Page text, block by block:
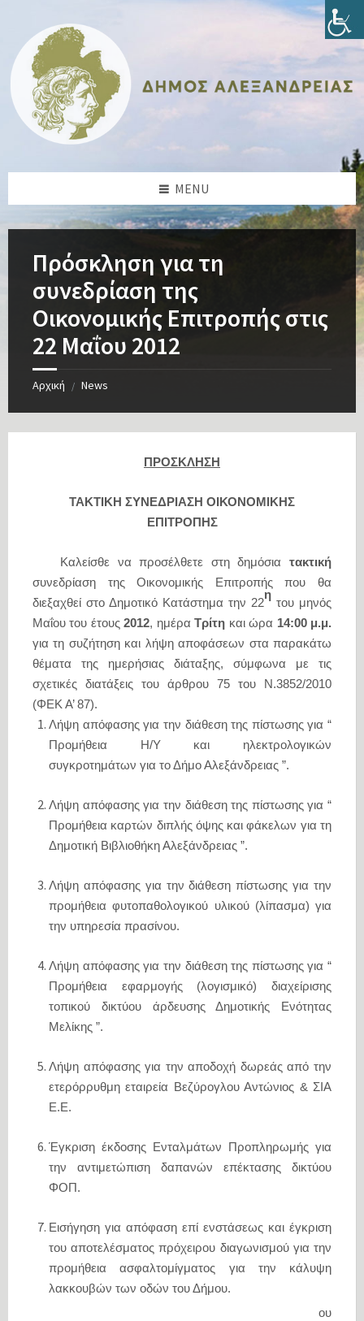
content
sidebar
sidebar
footer
MENU
Πρόσκληση για τη
συνεδρίαση της
Οικονομικής Επιτροπής στις
22 Μαΐου 2012
Αρχική / News
ΠΡΟΣΚΛΗΣΗ
ΤΑΚΤΙΚΗ ΣΥΝΕΔΡΙΑΣΗ ΟΙΚΟΝΟΜΙΚΗΣ
ΕΠΙΤΡΟΠΗΣ
Καλείσθε να προσέλθετε στη δημόσιατακτική
συνεδρίαση της Οικονομικής Επιτροπής που θα
διεξαχθεί στο Δημοτικό Κατάστημα την 22
η
του μηνός
Μαΐου του έτους2012, ημέραΤρίτη και ώρα 14:00 μ.μ.
για τη συζήτηση και λήψη αποφάσεων στα παρακάτω
θέματα της ημερήσιας διάταξης, σύμφωνα με τις
σχετικές διατάξεις του άρθρου 75 του Ν.3852/2010
(ΦΕΚ Α’ 87).
Λήψη απόφασης για την διάθεση της πίστωσης για “
Προμήθεια Η/Υ και ηλεκτρολογικών
συγκροτημάτων για το Δήμο Αλεξάνδρειας ”.
Λήψη απόφασης για την διάθεση της πίστωσης για “
Προμήθεια καρτών διπλής όψης και φάκελων για τη
Δημοτική Βιβλιοθήκη Αλεξάνδρειας ”.
Λήψη απόφασης για την διάθεση πίστωσης για την
προμήθεια φυτοπαθολογικού υλικού (λίπασμα) για
την υπηρεσία πρασίνου.
Λήψη απόφασης για την διάθεση της πίστωσης για “
Προμήθεια εφαρμογής (λογισμικό) διαχείρισης
τοπικού δικτύου άρδευσης Δημοτικής Ενότητας
Μελίκης ”.
Λήψη απόφασης για την αποδοχή δωρεάς από την
ετερόρρυθμη εταιρεία Βεζύρογλου Αντώνιος & ΣΙΑ
Ε.Ε.
Έγκριση έκδοσης Ενταλμάτων Προπληρωμής για
την αντιμετώπιση δαπανών επέκτασης δικτύου
ΦΟΠ.
Εισήγηση για απόφαση επί ενστάσεως και έγκριση
του αποτελέσματος πρόχειρου διαγωνισμού για την
προμήθεια ασφαλτομίγματος για την κάλυψη
λακκουβών των οδών του Δήμου.
ου